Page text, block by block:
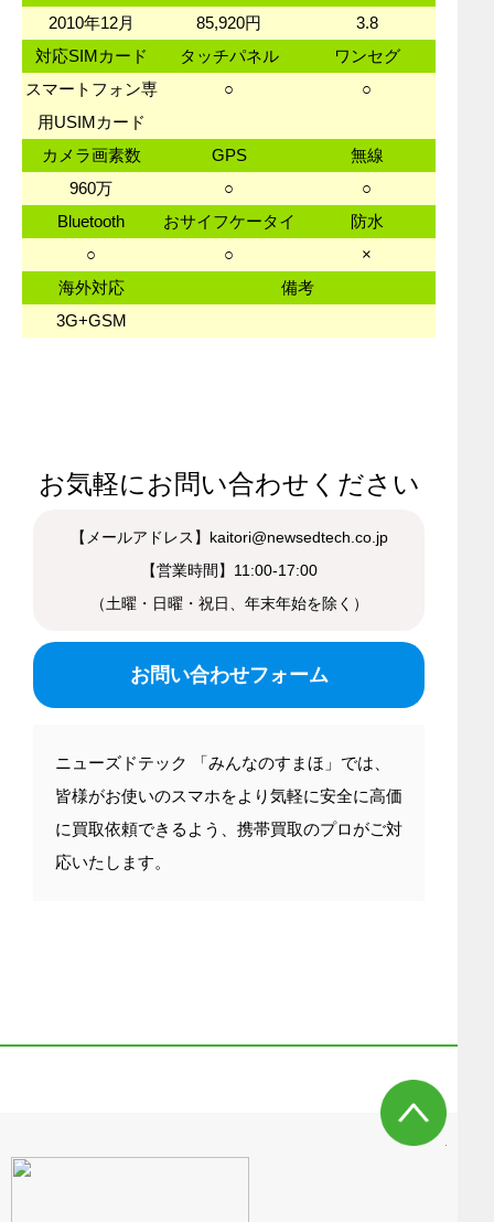
2010年12月
85,920円
3.8
対応SIMカード
タッチパネル
ワンセグ
スマートフォン専
用USIMカード
○ ○
カメラ画素数 GPS
無線
960万
○
○
Bluetooth
おサイフケータイ
防水
○
○
×
海外対応
備考
3G+GSM
お気軽にお問い合わせください
【メールアドレス】kaitori@newsedtech.co.jp
【営業時間】11:00-17:00
（土曜・日曜・祝日、年末年始を除く）
お問い合わせフォーム
ニューズドテック 「みんなのすまほ」では、
皆様がお使いのスマホをより気軽に安全に高価
に買取依頼できるよう、携帯買取のプロがご対
応いたします。